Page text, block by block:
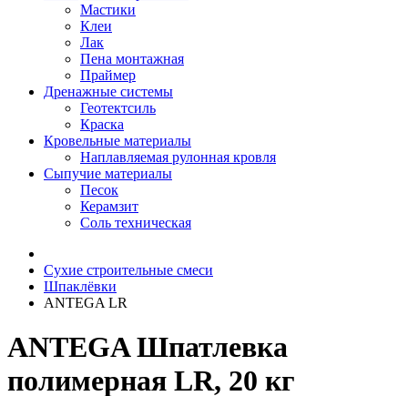
Мастики
Клеи
Лак
Пена монтажная
Праймер
Дренажные системы
Геотектсиль
Краска
Кровельные материалы
Наплавляемая рулонная кровля
Сыпучие материалы
Песок
Керамзит
Соль техническая
Сухие строительные смеси
Шпаклёвки
ANTEGA LR
ANTEGA Шпатлевка
полимерная LR, 20 кг